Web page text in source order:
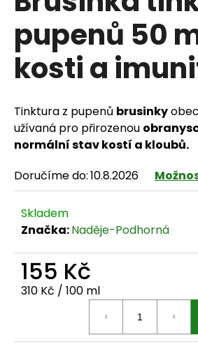
pupenů 50
kosti a
Tinktura z pupenů brusinky
užívaná pro přirozenou
normální stav kostí a kloubů.
Doručíme do:10.8.2026
Skladem
Značka:Naděje-Podhorná
155 Kč
Měrná cena:
310 Kč / 100 ml
HLEDAT
D
p
o
u
č
j